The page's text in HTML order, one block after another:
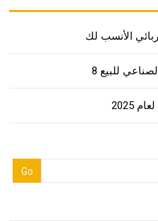
الأنسب لك
للبيع